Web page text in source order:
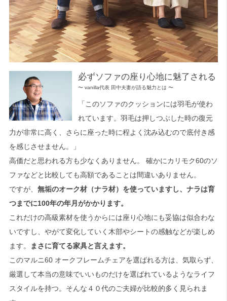
必ずソファの座り心地に魅了される
〜 vanilla代表 田中夫妻が語る魅力とは 〜
「このソファのクッションには羽毛が使わ
れています。羽毛は押しつぶした時の復元
力が非常に高く、さらに座った時に程よく沈み込むので底付き感
を感じさせません。」
高価だと思われる方も少なくありません。 確かにカリモク60のソ
ファなどと比較しても高額であることは間違いありません。
ですが、 無垢のオーク材（ナラ材）を使っていますし、ナラは育
つまでに100年の年月がかかります。
これだけの高級素材を使うからには座り心地にも妥協は似合わな
いですし、やがて変化していく木部やシートの感触などが楽しめ
ます。
まさに育てる家具と言えます。
このマルニ60 オークフレームチェアを選ばれる方は、気取らず、
厳選して本当の意味でいいものだけを選ばれているようなライフ
スタイルを持つ。そんな４０代のご夫婦が比較的多く見られま